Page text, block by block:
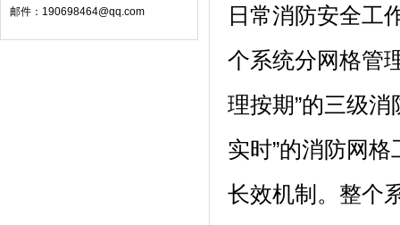
邮件：190698464@qq.com
日常消防安全工
个系统分网格管
理按期”的三级
实时”的消防网
长效机制。整个